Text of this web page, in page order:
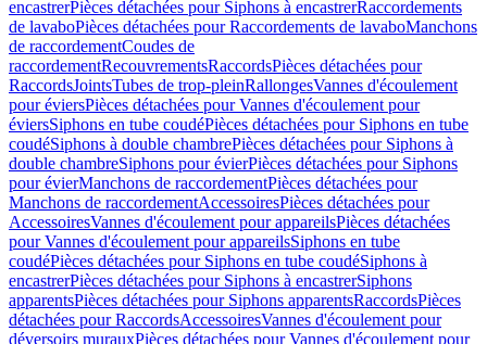
encastrerPièces détachées pour Siphons à encastrerRaccordements
de lavaboPièces détachées pour Raccordements de lavaboManchons
de raccordementCoudes de
raccordementRecouvrementsRaccordsPièces détachées pour
RaccordsJointsTubes de trop-pleinRallongesVannes d'écoulement
pour éviersPièces détachées pour Vannes d'écoulement pour
éviersSiphons en tube coudéPièces détachées pour Siphons en tube
coudéSiphons à double chambrePièces détachées pour Siphons à
double chambreSiphons pour évierPièces détachées pour Siphons
pour évierManchons de raccordementPièces détachées pour
Manchons de raccordementAccessoiresPièces détachées pour
AccessoiresVannes d'écoulement pour appareilsPièces détachées
pour Vannes d'écoulement pour appareilsSiphons en tube
coudéPièces détachées pour Siphons en tube coudéSiphons à
encastrerPièces détachées pour Siphons à encastrerSiphons
apparentsPièces détachées pour Siphons apparentsRaccordsPièces
détachées pour RaccordsAccessoiresVannes d'écoulement pour
déversoirs murauxPièces détachées pour Vannes d'écoulement pour